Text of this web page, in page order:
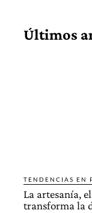
Últimos
TENDENCIAS EN
La artesanía,
transforma la